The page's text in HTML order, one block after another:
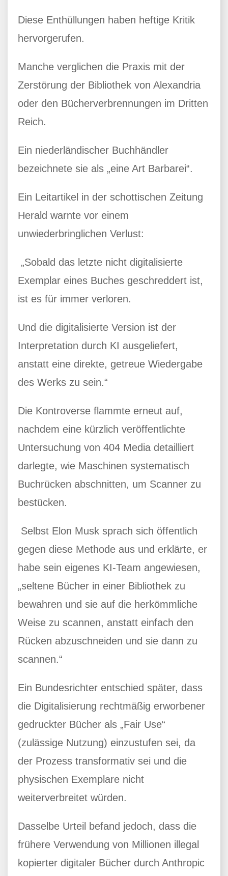
Diese Enthüllungen haben heftige Kritik
hervorgerufen.
Manche verglichen die Praxis mit der
Zerstörung der Bibliothek von Alexandria
oder den Bücherverbrennungen im Dritten
Reich.
Ein niederländischer Buchhändler
bezeichnete sie als „eine Art Barbarei“.
Ein Leitartikel in der schottischen Zeitung
Herald warnte vor einem
unwiederbringlichen Verlust:
„Sobald das letzte nicht digitalisierte
Exemplar eines Buches geschreddert ist,
ist es für immer verloren.
Und die digitalisierte Version ist der
Interpretation durch KI ausgeliefert,
anstatt eine direkte, getreue Wiedergabe
des Werks zu sein.“
Die Kontroverse flammte erneut auf,
nachdem eine kürzlich veröffentlichte
Untersuchung von 404 Media detailliert
darlegte, wie Maschinen systematisch
Buchrücken abschnitten, um Scanner zu
bestücken.
Selbst Elon Musk sprach sich öffentlich
gegen diese Methode aus und erklärte, er
habe sein eigenes KI-Team angewiesen,
„seltene Bücher in einer Bibliothek zu
bewahren und sie auf die herkömmliche
Weise zu scannen, anstatt einfach den
Rücken abzuschneiden und sie dann zu
scannen.“
Ein Bundesrichter entschied später, dass
die Digitalisierung rechtmäßig erworbener
gedruckter Bücher als „Fair Use“
(zulässige Nutzung) einzustufen sei, da
der Prozess transformativ sei und die
physischen Exemplare nicht
weiterverbreitet würden.
Dasselbe Urteil befand jedoch, dass die
frühere Verwendung von Millionen illegal
kopierter digitaler Bücher durch Anthropic